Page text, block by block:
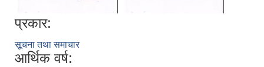
प्रकार:
सूचना तथा समाचार
आर्थिक वर्ष: